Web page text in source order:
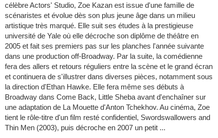
célèbre Actors' Studio, Zoe Kazan est issue d'une famille de
scénaristes et évolue dès son plus jeune âge dans un milieu
artistique très marqué. Elle suit ses études à la prestigieuse
université de Yale où elle décroche son diplôme de théâtre en
2005 et fait ses premiers pas sur les planches l'année suivante
dans une production off-Broadway. Par la suite, la comédienne
fera des allers et retours réguliers entre la scène et le grand écran
et continuera de s'illustrer dans diverses pièces, notamment sous
la direction d'Ethan Hawke. Elle fera même ses débuts à
Broadway dans Come Back, Little Sheba avant d'enchaîner sur
une adaptation de La Mouette d'Anton Tchekhov. Au cinéma, Zoe
tient le rôle-titre d'un film resté confidentiel, Swordswallowers and
Thin Men (2003), puis décroche en 2007 un petit ...